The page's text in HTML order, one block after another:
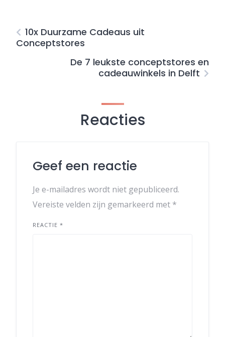
10x Duurzame Cadeaus uit
Conceptstores
De 7 leukste conceptstores en
cadeauwinkels in Delft
Reacties
Geef een reactie
Je e-mailadres wordt niet gepubliceerd.
Vereiste velden zijn gemarkeerd met *
REACTIE *